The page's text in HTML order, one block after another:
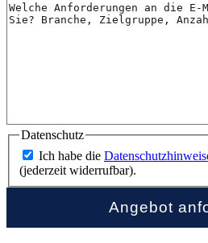
Datenschutz
Ich habe die
(jederzeit widerrufbar).